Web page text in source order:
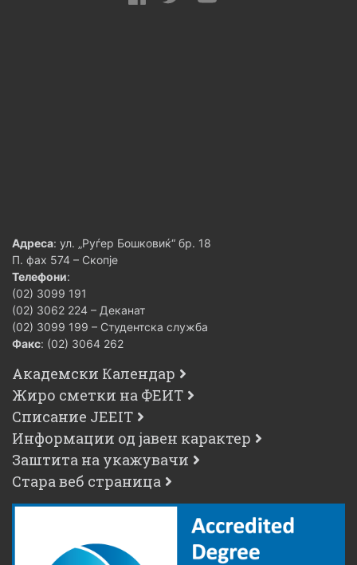
Адреса: ул. „Руѓер Бошковиќ“ бр. 18
П. фах 574 – Скопје
Телефони:
(02) 3099 191
(02) 3062 224 – Деканат
(02) 3099 199 – Студентска служба
Факс: (02) 3064 262
Академски Календар
Жиро сметки на ФЕИТ
Списание JEEIT
Информации од јавен карактер
Заштита на укажувачи
Стара веб страница